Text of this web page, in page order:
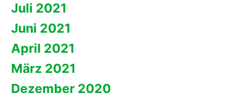
Juli 2021
Juni 2021
April 2021
März 2021
Dezember 2020